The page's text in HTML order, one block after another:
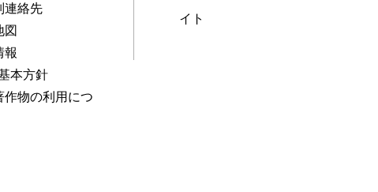
連絡先
図
報
本方針
作物の利用につ
イト